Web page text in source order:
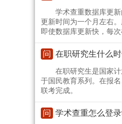
学术查重数据库更
更新时间为一个月左右
即使数据库更新快，每
问 在职研究生什么
在职研究生是国家
于国民教育系列。在报
联考完成。
问 学术查重怎么登